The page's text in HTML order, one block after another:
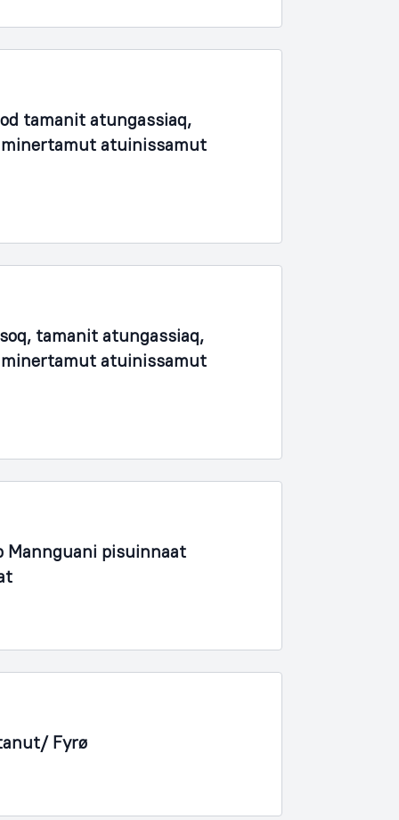
tamanit atungassiaq,
atuinissamut
tamanit atungassiaq,
atuinissamut
Mannguani pisuinnaat
Fyrø